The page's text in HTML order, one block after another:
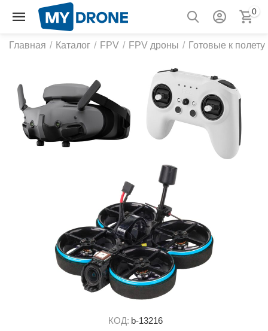
0
Главная / Каталог / FPV / FPV дроны / Готовые к
КОД: b-13216